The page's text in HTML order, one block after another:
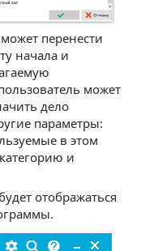
перенести
начала и
может
дело
параметры:
в этом
и
отображаться